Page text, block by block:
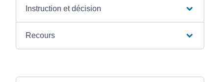
Instruction et décision
Recours